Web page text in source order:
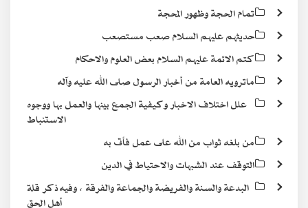
تمام الحجة وظهور المحجة
حديثهم عليهم السلام صعب مستصعب
كتم الائمة عليهم السلام بعض العلوم والاحكام
ماترويه العامة من أخبار الرسول صلى الله عليه وآله
علل اختلاف الاخبار وكيفية الجمع بينها والعمل بها ووجوه
الاستنباط
من بلغه ثواب من الله على عمل فأتى به
التوقف عند الشبهات والاحتياط في الدين
البدعة والسنة والفريضة والجماعة والفرقة ، وفيه ذكر قلة
أهل الحق